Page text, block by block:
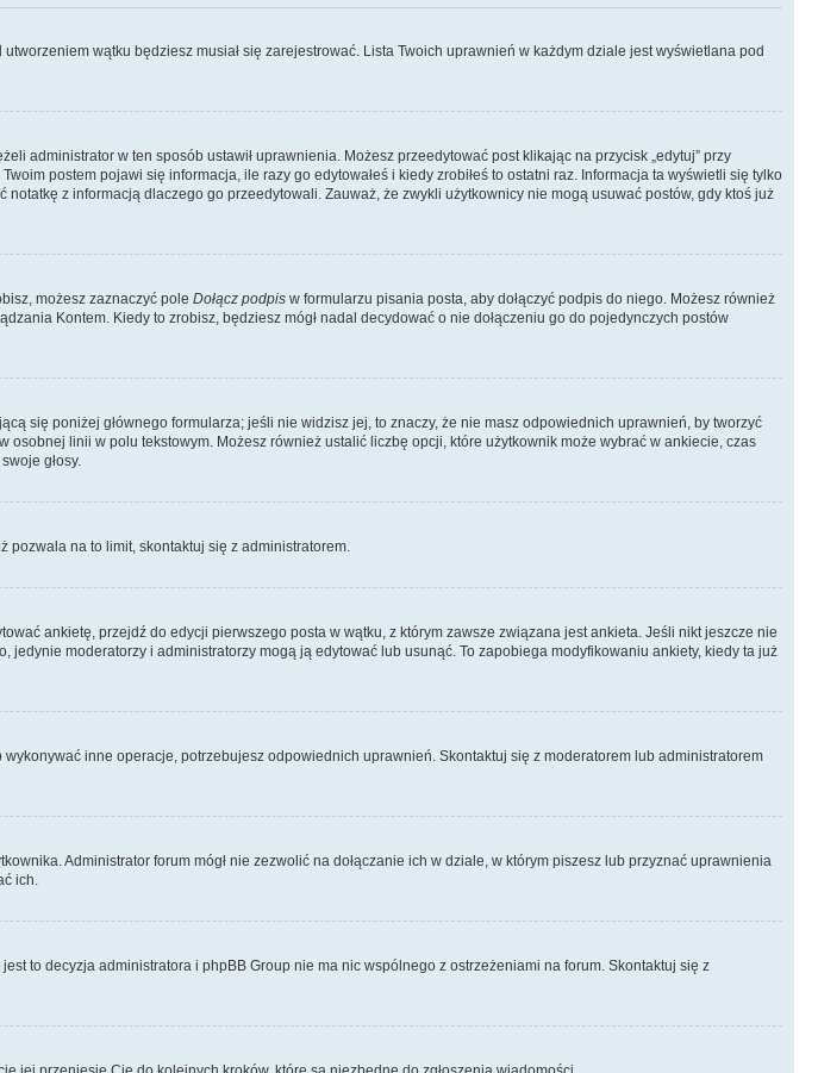
wątku będziesz musiał się zarejestrować. Lista Twoich uprawnień w każdym dziale jest wyświetlana pod
administrator w ten sposób ustawił uprawnienia. Możesz przeedytować post klikając na przycisk „edytuj” przy
postem pojawi się informacja, ile razy go edytowałeś i kiedy zrobiłeś to ostatni raz. Informacja ta wyświetli się tylko
z informacją dlaczego go przeedytowali. Zauważ, że zwykli użytkownicy nie mogą usuwać postów, gdy ktoś już
możesz zaznaczyć pole Dołącz podpis w formularzu pisania posta, aby dołączyć podpis do niego. Możesz również
Kontem. Kiedy to zrobisz, będziesz mógł nadal decydować o nie dołączeniu go do pojedynczych postów
się poniżej głównego formularza; jeśli nie widzisz jej, to znaczy, że nie masz odpowiednich uprawnień, by tworzyć
linii w polu tekstowym. Możesz również ustalić liczbę opcji, które użytkownik może wybrać w ankiecie, czas
głosy.
pozwala na to limit, skontaktuj się z administratorem.
ankietę, przejdź do edycji pierwszego posta w wątku, z którym zawsze związana jest ankieta. Jeśli nikt jeszcze nie
moderatorzy i administratorzy mogą ją edytować lub usunąć. To zapobiega modyfikowaniu ankiety, kiedy ta już
inne operacje, potrzebujesz odpowiednich uprawnień. Skontaktuj się z moderatorem lub administratorem
Administrator forum mógł nie zezwolić na dołączanie ich w dziale, w którym piszesz lub przyznać uprawnienia
ich.
to decyzja administratora i phpBB Group nie ma nic wspólnego z ostrzeżeniami na forum. Skontaktuj się z